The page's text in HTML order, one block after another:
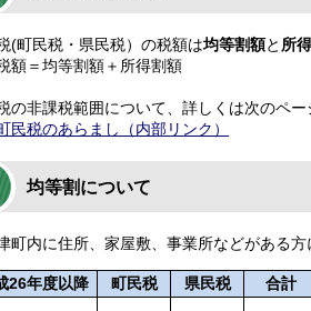
(町民税・県民税）の税額は均等割額と 所
額＝均等割額＋所得割額
の非課税範囲について、詳しくは次のペー
民税のあらまし（内部リンク）
均等割について
町内に住所、家屋敷、事業所などがある方
26年度以降 町民税 県民税 合計